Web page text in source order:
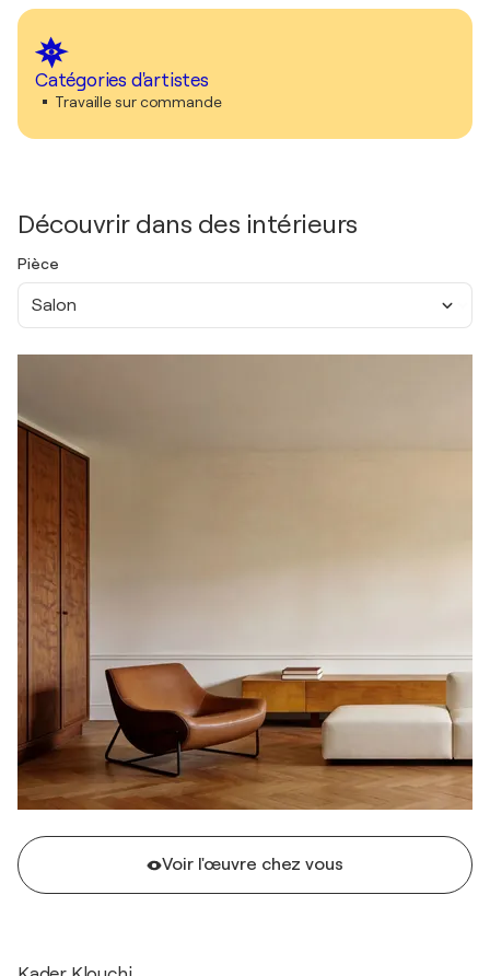
Catégories d'artistes
Travaille sur commande
Découvrir dans des intérieurs
Pièce
Salon
Voir l'œuvre chez vous